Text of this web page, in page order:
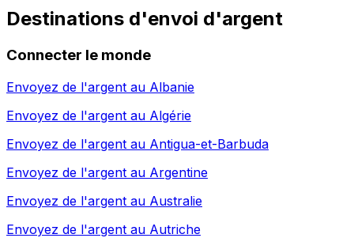
Destinations d'envoi d'argent
Connecter le monde
Envoyez de l'argent au Albanie
Envoyez de l'argent au Algérie
Envoyez de l'argent au Antigua-et-Barbuda
Envoyez de l'argent au Argentine
Envoyez de l'argent au Australie
Envoyez de l'argent au Autriche